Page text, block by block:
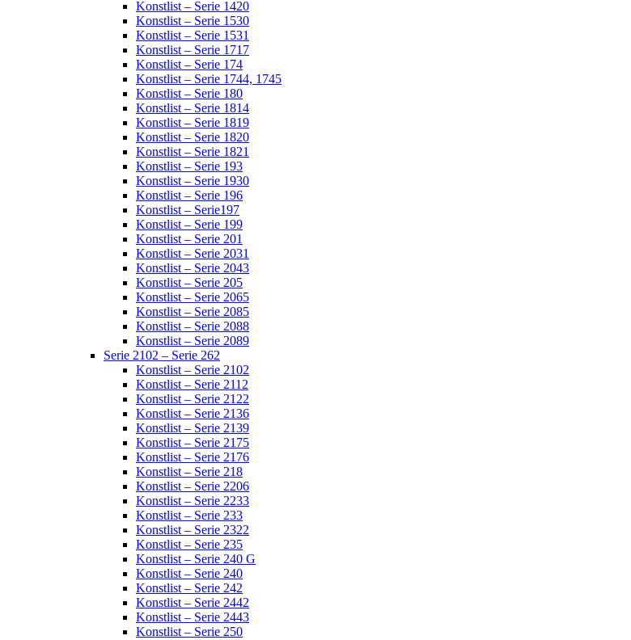
Konstlist – Serie 1420
Konstlist – Serie 1530
Konstlist – Serie 1531
Konstlist – Serie 1717
Konstlist – Serie 174
Konstlist – Serie 1744, 1745
Konstlist – Serie 180
Konstlist – Serie 1814
Konstlist – Serie 1819
Konstlist – Serie 1820
Konstlist – Serie 1821
Konstlist – Serie 193
Konstlist – Serie 1930
Konstlist – Serie 196
Konstlist – Serie197
Konstlist – Serie 199
Konstlist – Serie 201
Konstlist – Serie 2031
Konstlist – Serie 2043
Konstlist – Serie 205
Konstlist – Serie 2065
Konstlist – Serie 2085
Konstlist – Serie 2088
Konstlist – Serie 2089
Serie 2102 – Serie 262
Konstlist – Serie 2102
Konstlist – Serie 2112
Konstlist – Serie 2122
Konstlist – Serie 2136
Konstlist – Serie 2139
Konstlist – Serie 2175
Konstlist – Serie 2176
Konstlist – Serie 218
Konstlist – Serie 2206
Konstlist – Serie 2233
Konstlist – Serie 233
Konstlist – Serie 2322
Konstlist – Serie 235
Konstlist – Serie 240 G
Konstlist – Serie 240
Konstlist – Serie 242
Konstlist – Serie 2442
Konstlist – Serie 2443
Konstlist – Serie 250